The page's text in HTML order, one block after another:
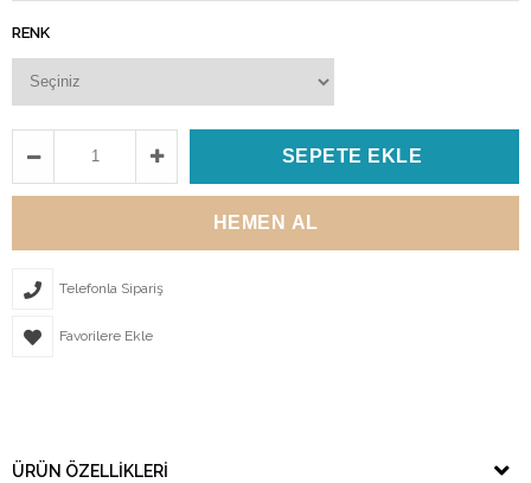
RENK
Telefonla Sipariş
Favorilere Ekle
ÜRÜN ÖZELLIKLERI